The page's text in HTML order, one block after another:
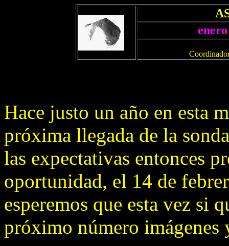
Hace justo un año en esta
próxima llegada de la
las expectativas entonces
oportunidad, el 14 de
esperemos que esta vez si
próximo número imágenes